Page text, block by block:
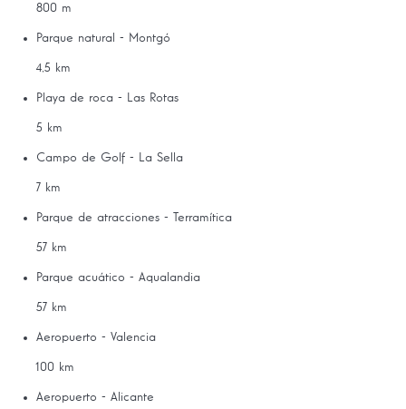
800 m
Parque natural - Montgó
4,5 km
Playa de roca - Las Rotas
5 km
Campo de Golf - La Sella
7 km
Parque de atracciones - Terramítica
57 km
Parque acuático - Aqualandia
57 km
Aeropuerto - Valencia
100 km
Aeropuerto - Alicante